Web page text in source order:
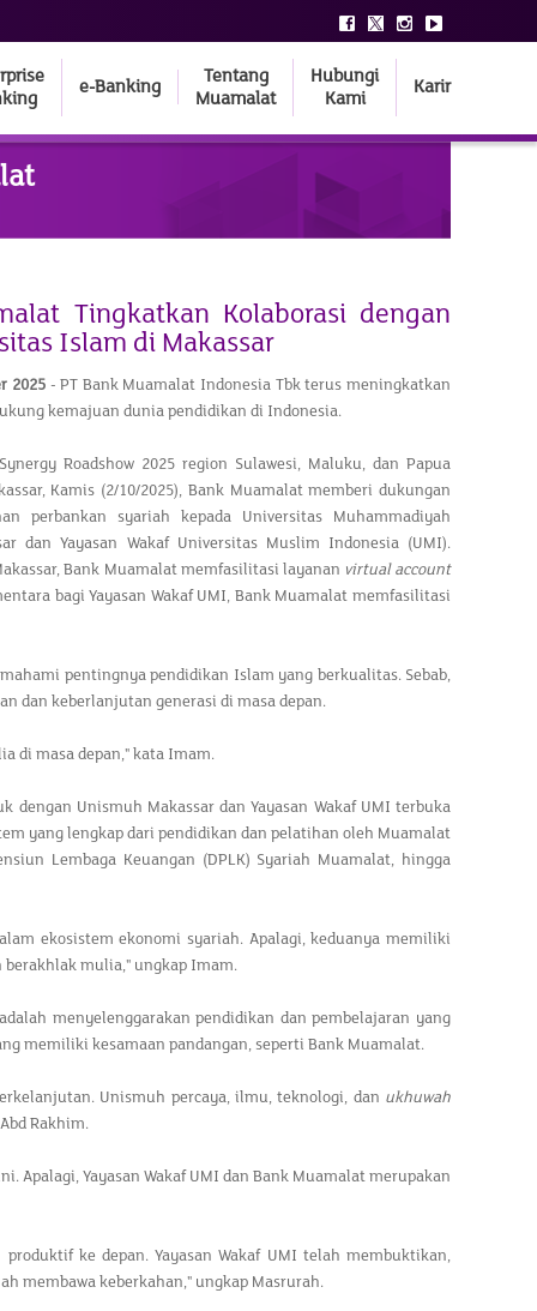
e-Banking
Tentang
Muamalat
Hubungi
Kami
Karir
Tingkatkan Kolaborasi dengan
Islam di Makassar
2025 - PT Bank Muamalat Indonesia Tbk terus meningkatkan
kemajuan dunia pendidikan di Indonesia.
Roadshow 2025 region Sulawesi, Maluku, dan Papua
Kamis (2/10/2025), Bank Muamalat memberi dukungan
perbankan syariah kepada Universitas Muhammadiyah
dan Yayasan Wakaf Universitas Muslim Indonesia (UMI).
Bank Muamalat memfasilitasi layanan virtual account
bagi Yayasan Wakaf UMI, Bank Muamalat memfasilitasi
pentingnya pendidikan Islam yang berkualitas. Sebab,
dan keberlanjutan generasi di masa depan.
di masa depan," kata Imam.
Unismuh Makassar dan Yayasan Wakaf UMI terbuka
yang lengkap dari pendidikan dan pelatihan oleh Muamalat
Lembaga Keuangan (DPLK) Syariah Muamalat, hingga
ekosistem ekonomi syariah. Apalagi, keduanya memiliki
mulia," ungkap Imam.
menyelenggarakan pendidikan dan pembelajaran yang
memiliki kesamaan pandangan, seperti Bank Muamalat.
Unismuh percaya, ilmu, teknologi, dan ukhuwah
Rakhim.
Apalagi, Yayasan Wakaf UMI dan Bank Muamalat merupakan
ke depan. Yayasan Wakaf UMI telah membuktikan,
membawa keberkahan," ungkap Masrurah.